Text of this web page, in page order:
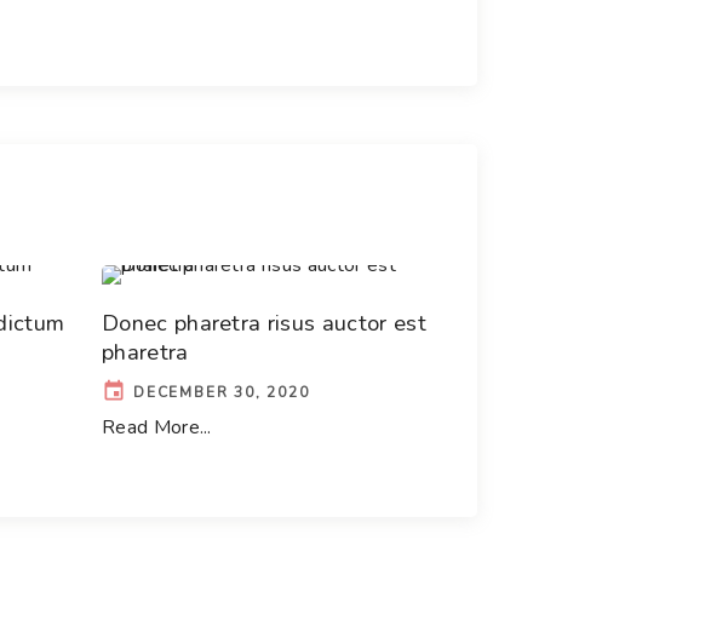
Donec pharetra risus auctor est
pharetra
DECEMBER 30, 2020
Read More...